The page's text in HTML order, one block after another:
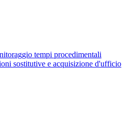
tempi procedimentali
sostitutive e acquisizione d'ufficio